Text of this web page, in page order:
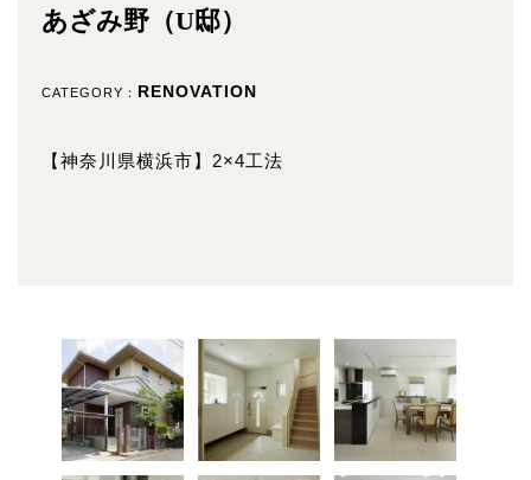
あざみ野（U邸）
CATEGORY： RENOVATION
【神奈川県横浜市】2×4工法